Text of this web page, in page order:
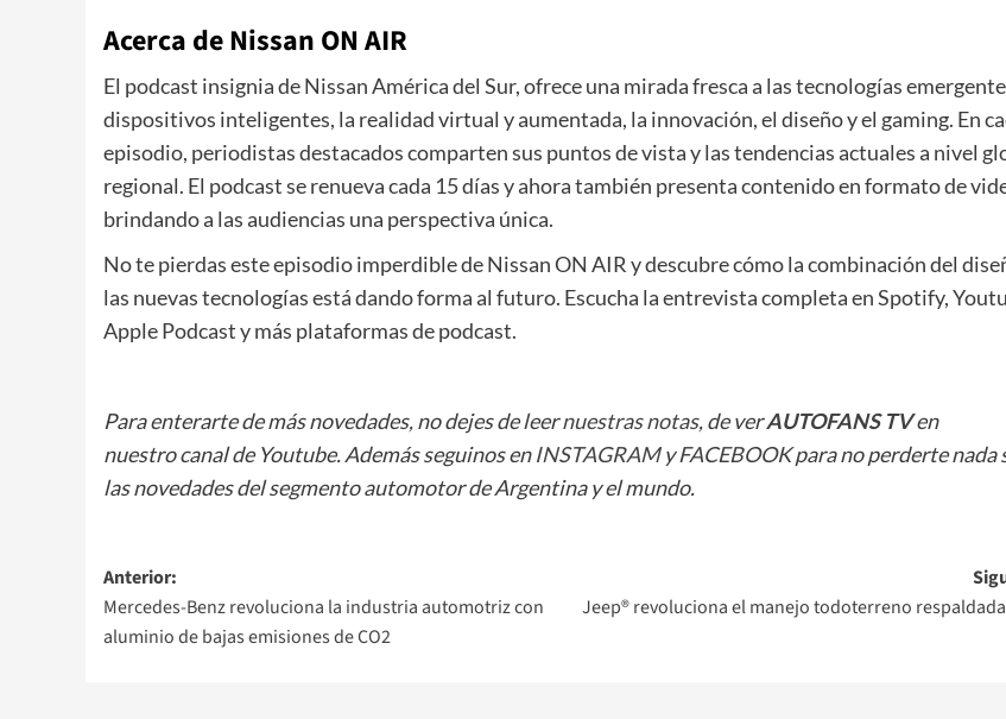
Acerca de Nissan ON AIR
El podcast insignia de Nissan América del Sur, ofrece una mirada fresca a las tecnologías
dispositivos inteligentes, la realidad virtual y aumentada, la innovación, el diseño y el gaming. En
episodio, periodistas destacados comparten sus puntos de vista y las tendencias actuales a nivel
regional. El podcast se renueva cada 15 días y ahora también presenta contenido en formato de
brindando a las audiencias una perspectiva única.
No te pierdas este episodio imperdible de Nissan ON AIR y descubre cómo la combinación del
las nuevas tecnologías está dando forma al futuro. Escucha la entrevista completa en Spotify,
Apple Podcast y más plataformas de podcast.
Para enterarte de más novedades, no dejes de leernuestras notas, de verAUTOFANS TVen
nuestro canal de Youtube. Además seguinos enINSTAGRAMyFACEBOOKpara no perderte nada
las novedades del segmento automotor de Argentina y el mundo.
Navegación
de
entradas
Anterior:
Mercedes-Benz revoluciona la industria automotriz con
aluminio de bajas emisiones de CO2
Jeep® revoluciona el manejo todoterreno